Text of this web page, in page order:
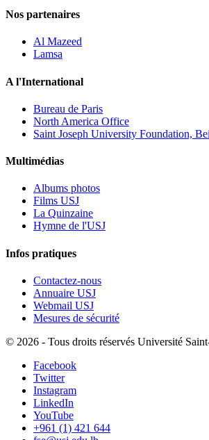
Nos partenaires
Al Mazeed
Lamsa
A l'International
Bureau de Paris
North America Office
Saint Joseph University Foundation,
Multimédias
Albums photos
Films USJ
La Quinzaine
Hymne de l'USJ
Infos pratiques
Contactez-nous
Annuaire USJ
Webmail USJ
Mesures de sécurité
© 2026 - Tous droits réservés Université
Facebook
Twitter
Instagram
LinkedIn
YouTube
+961 (1) 421 644